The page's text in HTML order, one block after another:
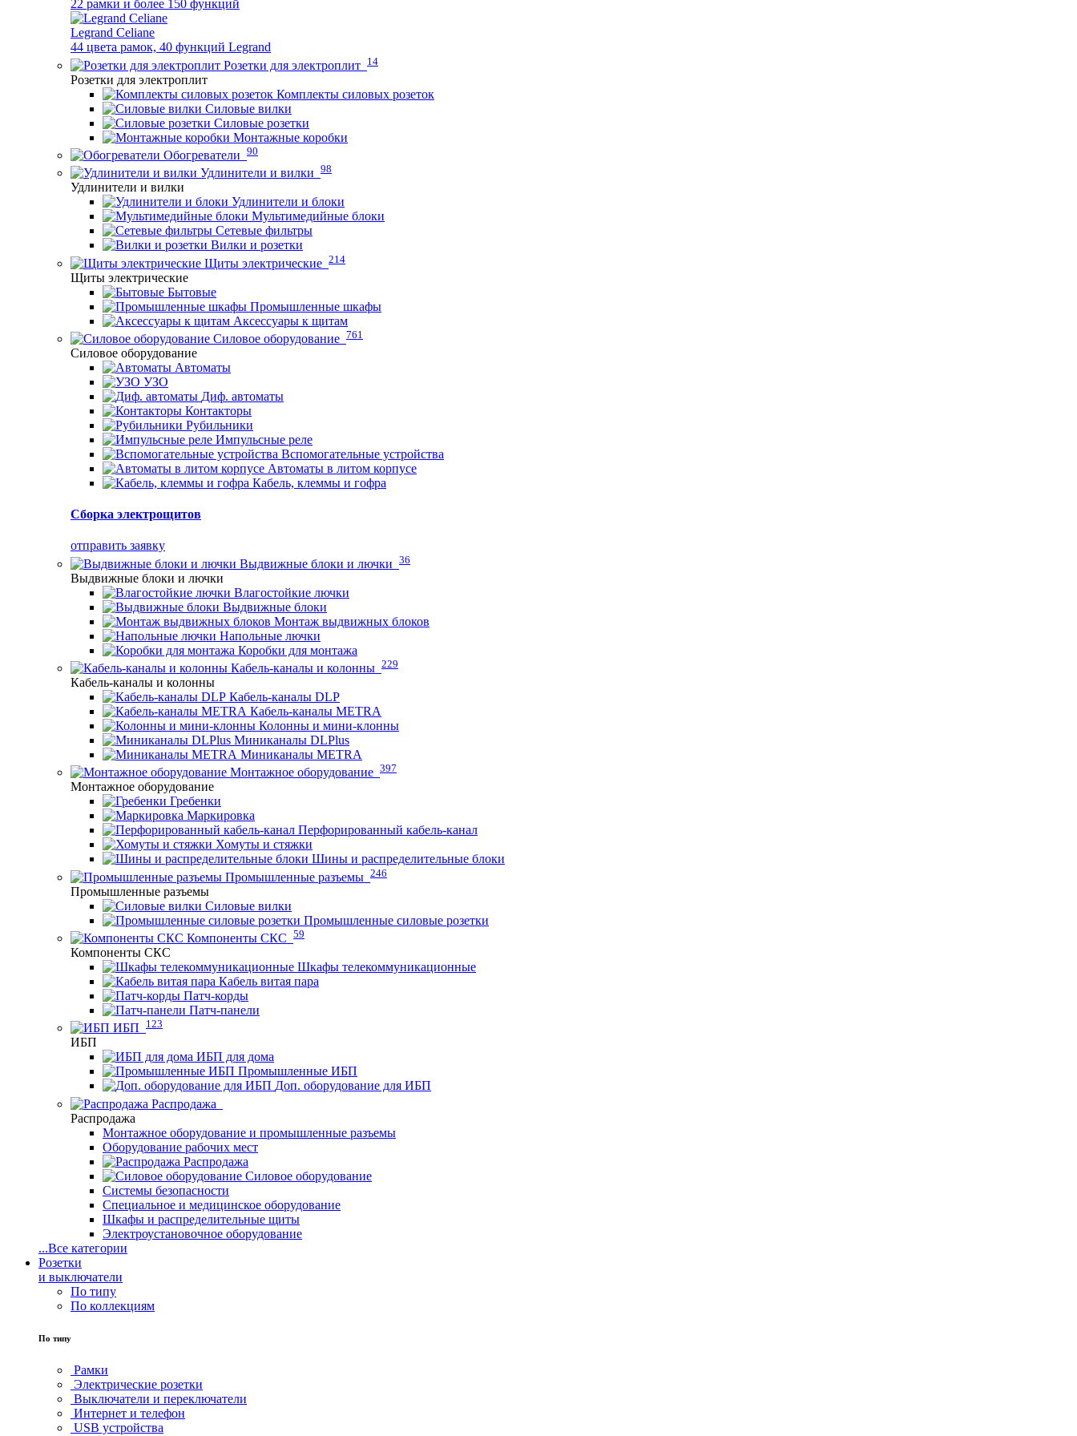
22 рамки и более 150 функций
Legrand Celiane
44 цвета рамок, 40 функций Legrand
Розетки для электроплит 14
Розетки для электроплит
Комплекты силовых розеток
Силовые вилки
Силовые розетки
Монтажные коробки
Обогреватели 90
Удлинители и вилки 98
Удлинители и вилки
Удлинители и блоки
Мультимедийные блоки
Сетевые фильтры
Вилки и розетки
Щиты электрические 214
Щиты электрические
Бытовые
Промышленные шкафы
Аксессуары к щитам
Силовое оборудование 761
Силовое оборудование
Автоматы
УЗО
Диф. автоматы
Контакторы
Рубильники
Импульсные реле
Вспомогательные устройства
Автоматы в литом корпусе
Кабель, клеммы и гофра
Сборка электрощитов
отправить заявку
Выдвижные блоки и лючки 36
Выдвижные блоки и лючки
Влагостойкие лючки
Выдвижные блоки
Монтаж выдвижных блоков
Напольные лючки
Коробки для монтажа
Кабель-каналы и колонны 229
Кабель-каналы и колонны
Кабель-каналы DLP
Кабель-каналы METRA
Колонны и мини-клонны
Миниканалы DLPlus
Миниканалы METRA
Монтажное оборудование 397
Монтажное оборудование
Гребенки
Маркировка
Перфорированный кабель-канал
Хомуты и стяжки
Шины и распределительные блоки
Промышленные разъемы 246
Промышленные разъемы
Силовые вилки
Промышленные силовые розетки
Компоненты СКС 59
Компоненты СКС
Шкафы телекоммуникационные
Кабель витая пара
Патч-корды
Патч-панели
ИБП
123
ИБП
ИБП для дома
Промышленные ИБП
Доп. оборудование для ИБП
Распродажа
Распродажа
Монтажное оборудование и промышленные разъемы
Оборудование рабочих мест
Распродажа
Силовое оборудование
Системы безопасности
Специальное и медицинское оборудование
Шкафы и распределительные щиты
Электроустановочное оборудование
...Все категории
Розетки
и выключатели
По типу
По коллекциям
По типу
Рамки
Электрические розетки
Выключатели и переключатели
Интернет и телефон
USB устройства